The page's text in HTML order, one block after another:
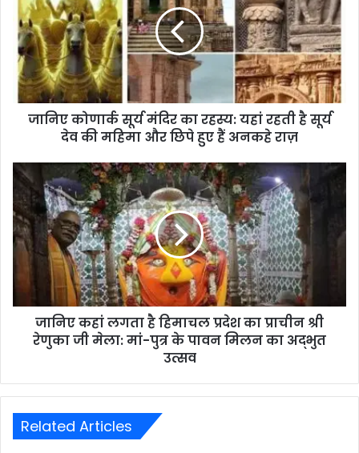
जानिए कोणार्क सूर्य मंदिर का रहस्य: यहां रहती है सूर्य
देव की महिमा और छिपे हुए हैं अनकहे राज़
जानिए कहां लगता है हिमाचल प्रदेश का प्राचीन श्री
रेणुका जी मेला: मां-पुत्र के पावन मिलन का अद्भुत
उत्सव
Related Articles